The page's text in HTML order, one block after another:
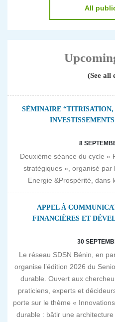
All
(See all
SÉMINAIRE
8
Deuxième séance du cycle «
stratégiques », organisé par
Energie &Prospérité, dans
APPEL À
FINANCIÈRES ET
30
Le réseau SDSN Bénin, en
organise l’édition 2026 du
durable. Ouvert aux
praticiens, experts et
porte sur le thème «
durable : bâtir une